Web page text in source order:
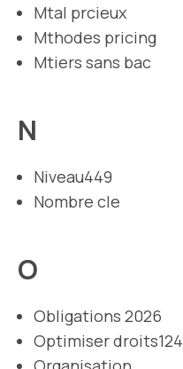
Mtal prcieux
Mthodes pricing
Mtiers sans bac
N
Niveau449
Nombre cle
O
Obligations 2026
Optimiser droits124